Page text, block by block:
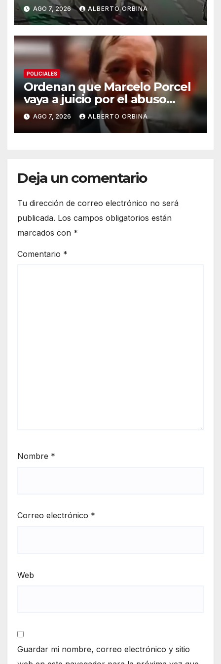
inmobiliaria y dos
motochorros se la robaron en
Palermo: los atraparon
después de un choque
AGO 7, 2026 ALBERTO ORBINA
POLICIALES
Ordenan que Marcelo Porcel
vaya a juicio por el abuso
sexual de 10 alumnos del
Colegio Palermo Chico
AGO 7, 2026 ALBERTO ORBINA
Deja un comentario
Tu dirección de correo electrónico no será
publicada. Los campos obligatorios están
marcados con *
Comentario *
Nombre *
Correo electrónico *
Web
Guardar mi nombre, correo electrónico y sitio